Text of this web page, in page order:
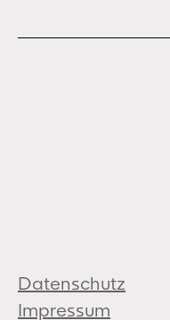
Datenschutz
Impressum